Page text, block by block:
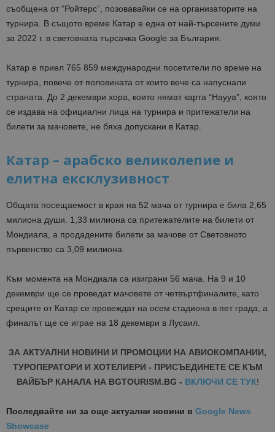
съобщена от “Ройтерс”, позовавайки се на организаторите на
турнира. В същото време Катар е една от най-търсените думи
за 2022 г. в световната търсачка Google за България.
Катар е приел 765 859 международни посетители по време на
турнира, повече от половината от които вече са напуснали
страната. До 2 декември хора, които нямат карта “Hayya”, която
се издава на официални лица на турнира и притежатели на
билети за мачовете, не бяха допускани в Катар.
Катар – арабско великолепие и
елитна ексклузивност
Общата посещаемост в края на 52 мача от турнира е била 2,65
милиона души. 1,33 милиона са притежателите на билети от
Мондиала, а продадените билети за мачове от Световното
първенство са 3,09 милиона.
Към момента на Мондиала са изиграни 56 мача. На 9 и 10
декември ще се проведат мачовете от четвъртфиналите, като
срещите от Катар се провеждат на осем стадиона в пет града, а
финалът ще се играе на 18 декември в Лусаил.
ЗА АКТУАЛНИ НОВИНИ И ПРОМОЦИИ НА АВИОКОМПАНИИ,
ТУРОПЕРАТОРИ И ХОТЕЛИЕРИ - ПРИСЪЕДИНЕТЕ СЕ КЪМ
ВАЙБЪР КАНАЛА НА BGTOURISM.BG - ВКЛЮЧИ СЕ ТУК!
Последвайте ни за още актуални новини в Google News
Showcase